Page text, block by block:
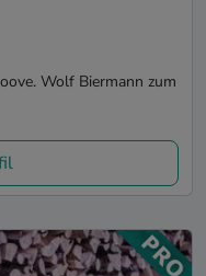
Wolf Biermann zum